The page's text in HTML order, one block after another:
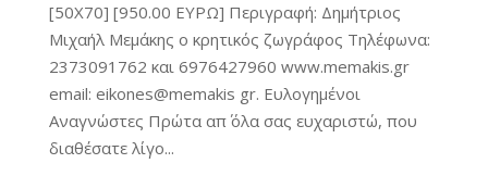
[50X70] [950.00 ΕΥΡΩ] Περιγραφή: Δημήτριος
Μιχαήλ Μεμάκης ο κρητικός ζωγράφος Τηλέφωνα:
2373091762 και 6976427960 www.memakis.gr
email: eikones@memakis gr. Ευλογημένοι
Αναγνώστες Πρώτα απ΄ όλα σας ευχαριστώ, που
διαθέσατε λίγο...